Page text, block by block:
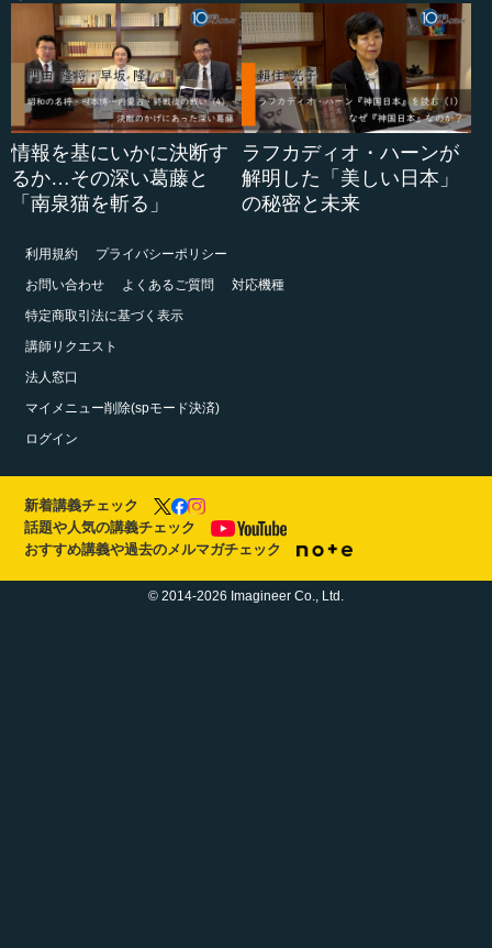
情報を基にいかに決断す
るか…その深い葛藤と
「南泉猫を斬る」
ラフカディオ・ハーンが
解明した「美しい日本」
の秘密と未来
利用規約
プライバシーポリシー
お問い合わせ
よくあるご質問
対応機種
特定商取引法に基づく表示
講師リクエスト
法人窓口
マイメニュー削除(spモード決済)
ログイン
新着講義チェック
話題や人気の講義チェック
おすすめ講義や過去のメルマガチェック
© 2014-2026 Imagineer Co., Ltd.